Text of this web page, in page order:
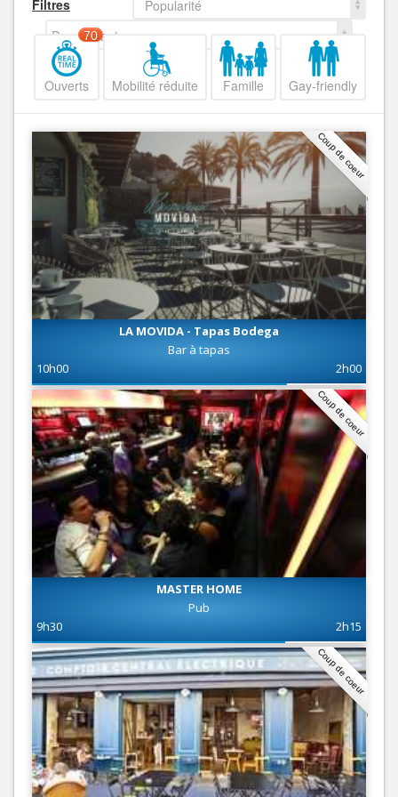
Filtres
Popularité
Decroissant
Ouverts
70
Mobilité réduite Famille Gay-friendly
Coup de coeur
LA MOVIDA - Tapas Bodega
Bar à tapas
10h00
2h00
Coup de coeur
MASTER HOME
Pub
9h30
2h15
Coup de coeur